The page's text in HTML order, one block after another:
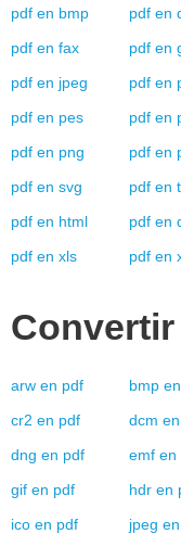
pdf en bmp pdf en
pdf en fax pdf en
pdf en jpeg pdf en
pdf en pes pdf en
pdf en png pdf en
pdf en svg pdf en
pdf en html pdf en
pdf en xls pdf en
Convertir
arw en pdf bmp en
cr2 en pdf dcm en
dng en pdf emf en
gif en pdf hdr en
ico en pdf jpeg en